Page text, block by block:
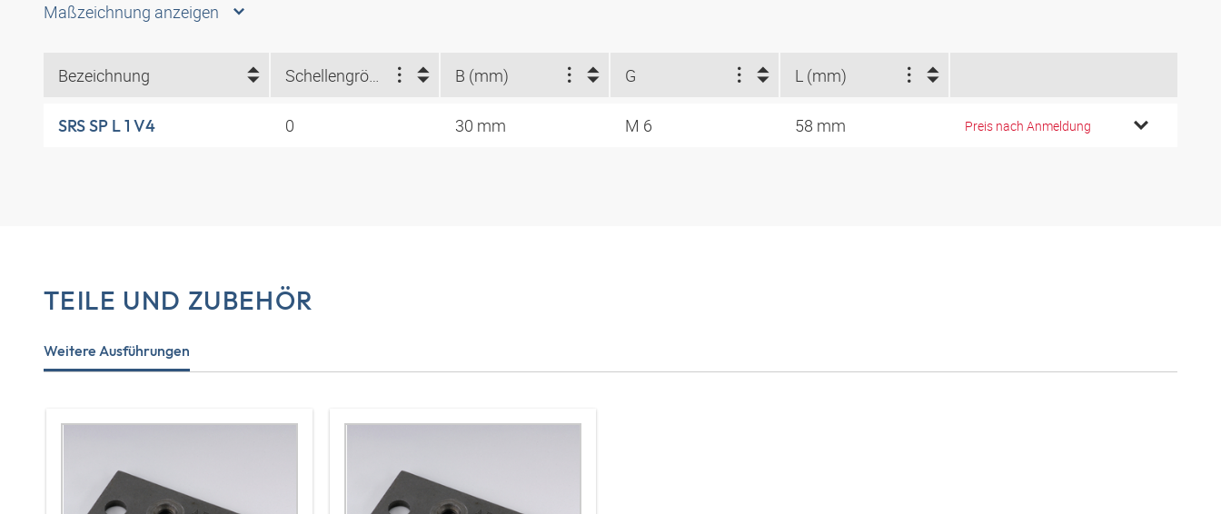
Maßzeichnung anzeigen
Bezeichnung Schellengröße B (mm) G L (mm)
SRS SP L 1 V4 0 30 mm M 6 58 mm Preis nach Anmeldung
TEILE UND ZUBEHÖR
Weitere Ausführungen